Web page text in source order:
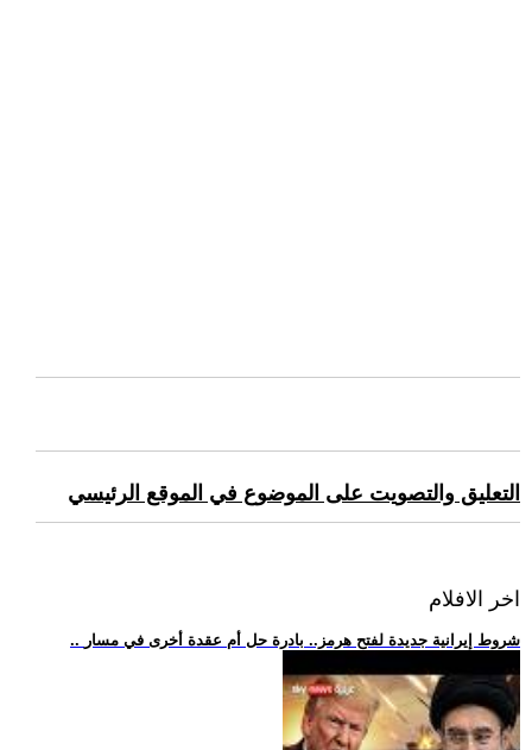
التعليق والتصويت على الموضوع في الموقع الرئيسي
اخر الافلام
.. شروط إيرانية جديدة لفتح هرمز.. بادرة حل أم عقدة أخرى في مسار